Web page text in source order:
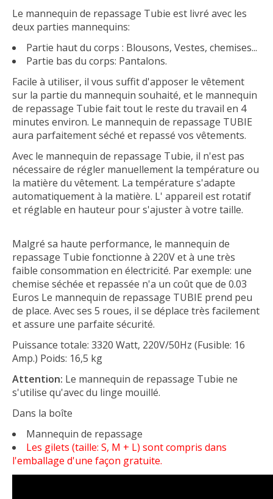
Le mannequin de repassage Tubie est livré avec les
deux parties mannequins:
Partie haut du corps : Blousons, Vestes, chemises...
Partie bas du corps: Pantalons.
Facile à utiliser, il vous suffit d'apposer le vêtement
sur la partie du mannequin souhaité, et le mannequin
de repassage Tubie fait tout le reste du travail en 4
minutes environ. Le mannequin de repassage TUBIE
aura parfaitement séché et repassé vos vêtements.
Avec le mannequin de repassage Tubie, il n'est pas
nécessaire de régler manuellement la température ou
la matière du vêtement. La température s'adapte
automatiquement à la matière. L' appareil est rotatif
et réglable en hauteur pour s'ajuster à votre taille.
Malgré sa haute performance, le mannequin de
repassage Tubie fonctionne à 220V et à une très
faible consommation en électricité. Par exemple: une
chemise séchée et repassée n'a un coût que de 0.03
Euros Le mannequin de repassage TUBIE prend peu
de place. Avec ses 5 roues, il se déplace très facilement
et assure une parfaite sécurité.
Puissance totale: 3320 Watt, 220V/50Hz (Fusible: 16
Amp.) Poids: 16,5 kg
Attention: Le mannequin de repassage Tubie ne
s'utilise qu'avec du linge mouillé.
Dans la boîte
Mannequin de repassage
Les gilets (taille: S, M + L) sont compris dans
l'emballage d'une façon gratuite.